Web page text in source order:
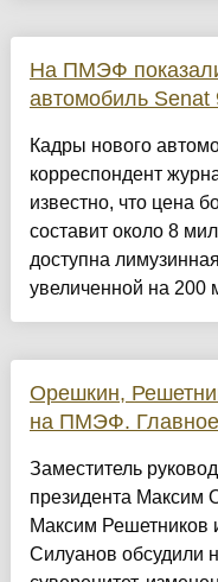
На ПМЭФ
автомобиль Senat
Кадры нового
корреспондент
известно, что цена
составит около 8
доступна
увеличенной на 200
Орешкин,
на ПМЭФ. Главное
Заместитель
президента Максим
Максим Решетников
Силуанов